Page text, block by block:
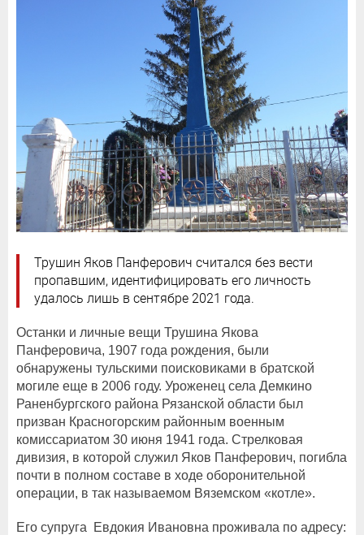
Трушин Яков Панферович считался без вести
пропавшим, идентифицировать его личность
удалось лишь в сентябре 2021 года.
Останки и личные вещи Трушина Якова
Панферовича, 1907 года рождения, были
обнаружены тульскими поисковиками в братской
могиле еще в 2006 году. Уроженец села Демкино
Раненбургского района Рязанской области был
призван Красногорским районным военным
комиссариатом 30 июня 1941 года. Стрелковая
дивизия, в которой служил Яков Панферович, погибла
почти в полном составе в ходе оборонительной
операции, в так называемом Вяземском «котле».
Его супруга Евдокия Ивановна проживала по адресу: